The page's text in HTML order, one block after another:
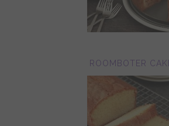
ROOMBOTER